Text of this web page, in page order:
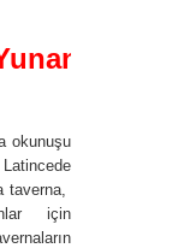
okunuşu
taverna,
için